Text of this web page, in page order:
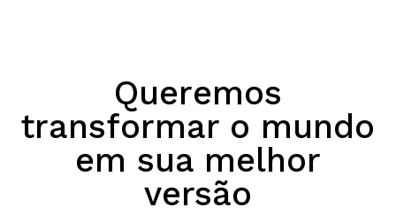
Queremos
transformar o mundo
em sua melhor
versão